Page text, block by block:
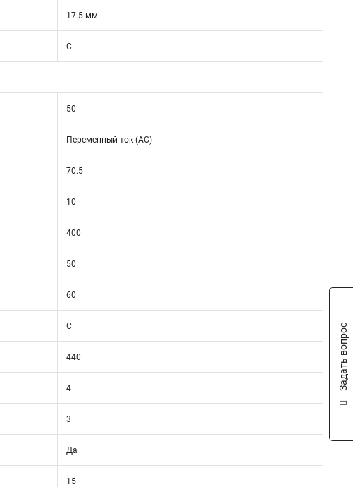
17.5 мм
C
50
Переменный ток (AC)
70.5
10
400
50
60
C
440
4
3
Да
15
Задать вопрос